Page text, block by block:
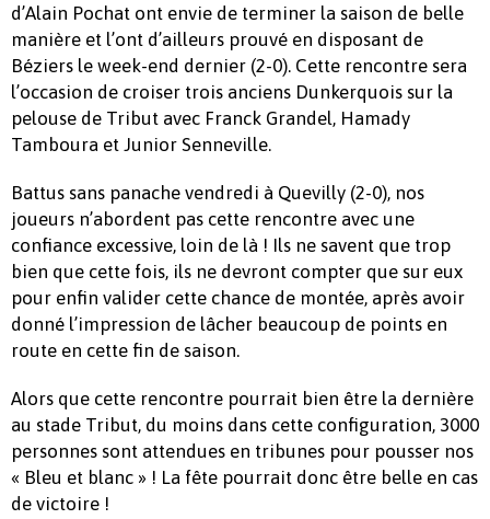
d’Alain Pochat ont envie de terminer la saison de belle
manière et l’ont d’ailleurs prouvé en disposant de
Béziers le week-end dernier (2-0). Cette rencontre sera
l’occasion de croiser trois anciens Dunkerquois sur la
pelouse de Tribut avec Franck Grandel, Hamady
Tamboura et Junior Senneville.
Battus sans panache vendredi à Quevilly (2-0), nos
joueurs n’abordent pas cette rencontre avec une
confiance excessive, loin de là ! Ils ne savent que trop
bien que cette fois, ils ne devront compter que sur eux
pour enfin valider cette chance de montée, après avoir
donné l’impression de lâcher beaucoup de points en
route en cette fin de saison.
Alors que cette rencontre pourrait bien être la dernière
au stade Tribut, du moins dans cette configuration, 3000
personnes sont attendues en tribunes pour pousser nos
« Bleu et blanc » ! La fête pourrait donc être belle en cas
de victoire !